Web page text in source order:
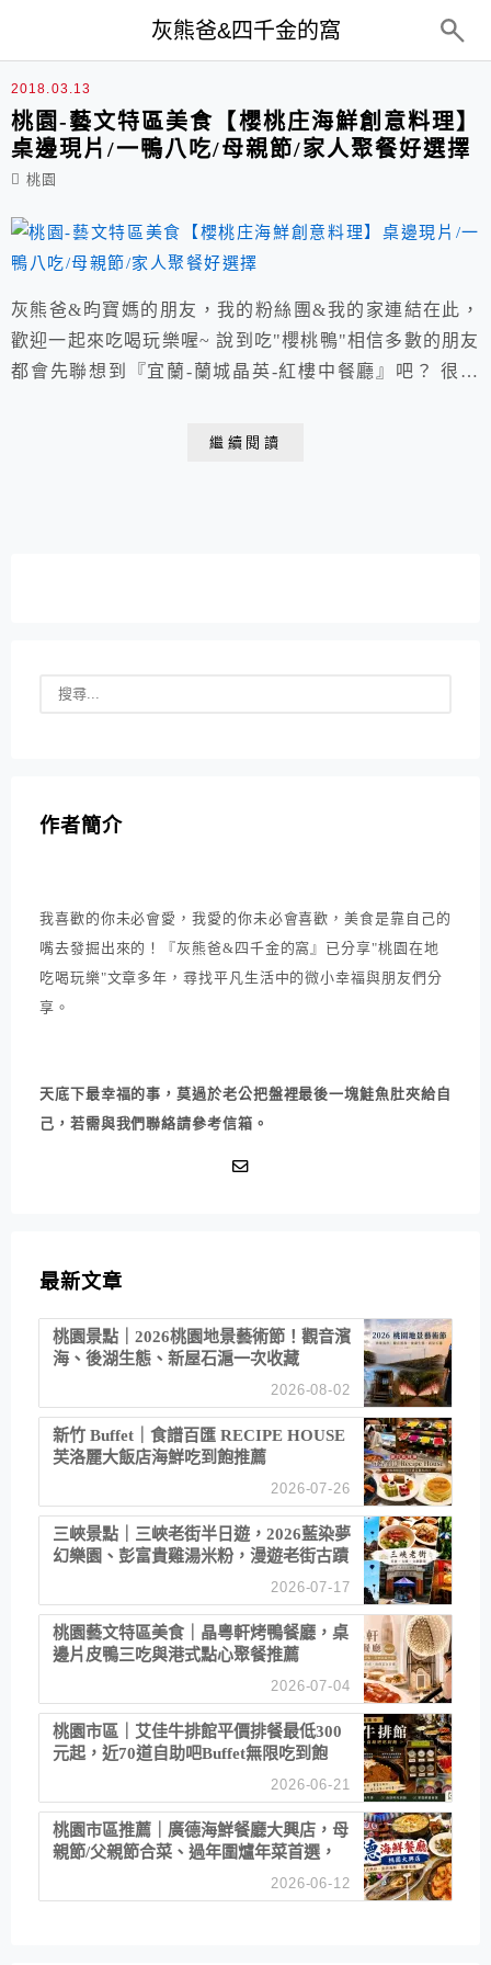
灰熊爸&四千金的窩
片鴨
2018.03.13
桃園-藝文特區美食【櫻桃庄海鮮創意料理】
桌邊現片/一鴨八吃/母親節/家人聚餐好選擇
桃園
灰熊爸&昀寶媽的朋友，我的粉絲團&我的家連結在此，
歡迎一起來吃喝玩樂喔~ 說到吃"櫻桃鴨"相信多數的朋友
都會先聯想到『宜蘭-蘭城晶英-紅樓中餐廳』吧？ 很高
吃)，還有桌邊現片秀可看。 餐廳位於巷弄裡，停車場位
繼續閱讀
作者簡介
我喜歡的你未必會愛，我愛的你未必會喜歡，美食是靠自己的
嘴去發掘出來的！『灰熊爸&四千金的窩』已分享"桃園在地
吃喝玩樂"文章多年，尋找平凡生活中的微小幸福與朋友們分
享。
天底下最幸福的事，莫過於老公把盤裡最後一塊鮭魚肚夾給自
己，若需與我們聯絡請參考信箱。
最新文章
桃園景點｜2026桃園地景藝術節！觀音濱
海、後湖生態、新屋石滬一次收藏
2026-08-02
新竹 Buffet｜食譜百匯 RECIPE HOUSE
芙洛麗大飯店海鮮吃到飽推薦
2026-07-26
三峽景點｜三峽老街半日遊，2026藍染夢
幻樂園、彭富貴雞湯米粉，漫遊老街古蹟
2026-07-17
桃園藝文特區美食｜晶粵軒烤鴨餐廳，桌
邊片皮鴨三吃與港式點心聚餐推薦
2026-07-04
桃園市區｜艾佳牛排館平價排餐最低300
元起，近70道自助吧Buffet無限吃到飽
2026-06-21
桃園市區推薦｜廣德海鮮餐廳大興店，母
親節/父親節合菜、過年圍爐年菜首選，
2026-06-12